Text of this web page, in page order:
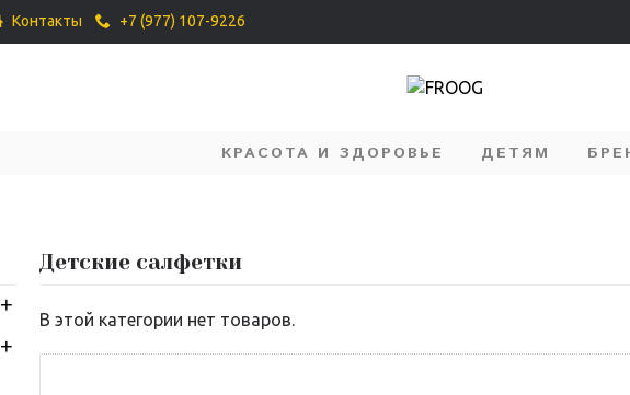
Контакты +7 (977) 107-9226
КРАСОТА И ЗДОРОВЬЕ ДЕТЯМ
+
+
Детские салфетки
В этой категории нет товаров.